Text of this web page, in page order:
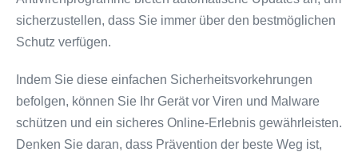
sicherzustellen, dass Sie immer über den bestmöglichen
Schutz verfügen.
Indem Sie diese einfachen Sicherheitsvorkehrungen
befolgen, können Sie Ihr Gerät vor Viren und Malware
schützen und ein sicheres Online-Erlebnis gewährleisten.
Denken Sie daran, dass Prävention der beste Weg ist,